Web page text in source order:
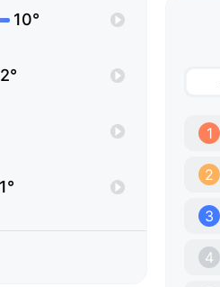
10°
1
2
3
4